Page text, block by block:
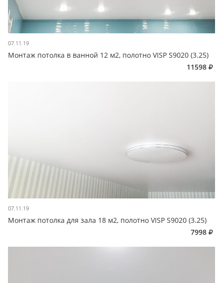
07.11.19
Монтаж потолка в ванной 12 м2, полотно VISP S9020 (3.25)
11598
07.11.19
Монтаж потолка для зала 18 м2, полотно VISP S9020 (3.25)
7998